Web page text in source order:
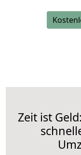
Zeit ist